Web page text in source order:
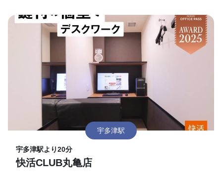
宇多津駅
宇多津駅より20分
快活CLUB丸亀店